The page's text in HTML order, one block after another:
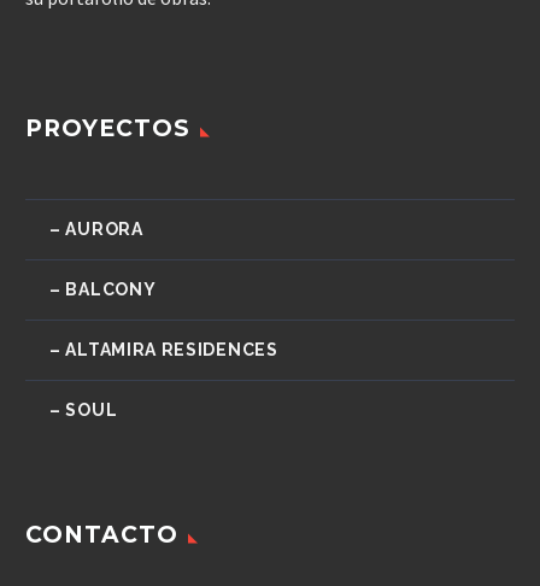
PROYECTOS
– AURORA
– BALCONY
– ALTAMIRA RESIDENCES
– SOUL
CONTACTO